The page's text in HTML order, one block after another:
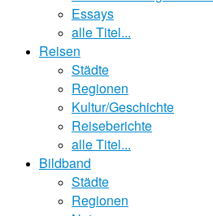
Essays
alle Titel...
Reisen
Städte
Regionen
Kultur/Geschichte
Reiseberichte
alle Titel...
Bildband
Städte
Regionen